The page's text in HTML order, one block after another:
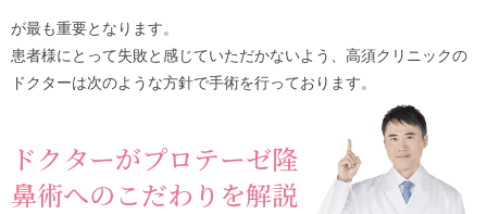
が最も重要となります。
患者様にとって失敗と感じていただかないよう、高須クリニックの
ドクターは次のような方針で手術を行っております。
ドクターがプロテーゼ隆
鼻術へのこだわりを解説